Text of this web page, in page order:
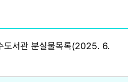
도서관 분실물목록(2025. 6.